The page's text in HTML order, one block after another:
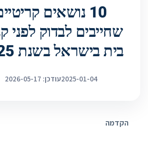
10 נושאים
שחייבים לבדוק לפני
בית בישראל בשנת 2025
2025-01-04עודכן: 2026-05-17
הקדמה